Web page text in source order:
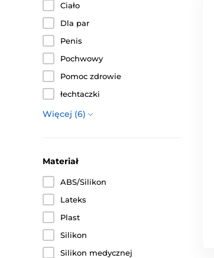
Ciało
Dla par
Penis
Pochwowy
Pomoc zdrowie
łechtaczki
Więcej (6)
Materiał
ABS/Silikon
Lateks
Plast
Silikon
Silikon medycznej